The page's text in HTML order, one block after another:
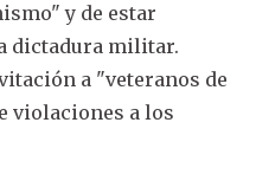
y de estar
dictadura militar.
a "veteranos de
violaciones a los